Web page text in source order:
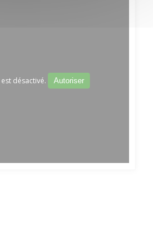
Accueil Vélo
Agenda
désactivé. Autoriser